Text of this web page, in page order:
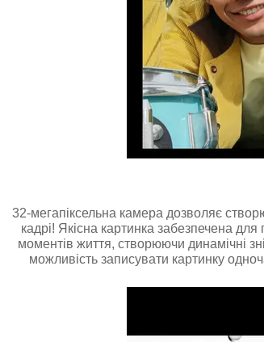
32-мегапіксельна камера дозволяє
кадрі! Якісна картинка забезпечена
моментів життя, створюючи динамічні
можливість записувати картинку